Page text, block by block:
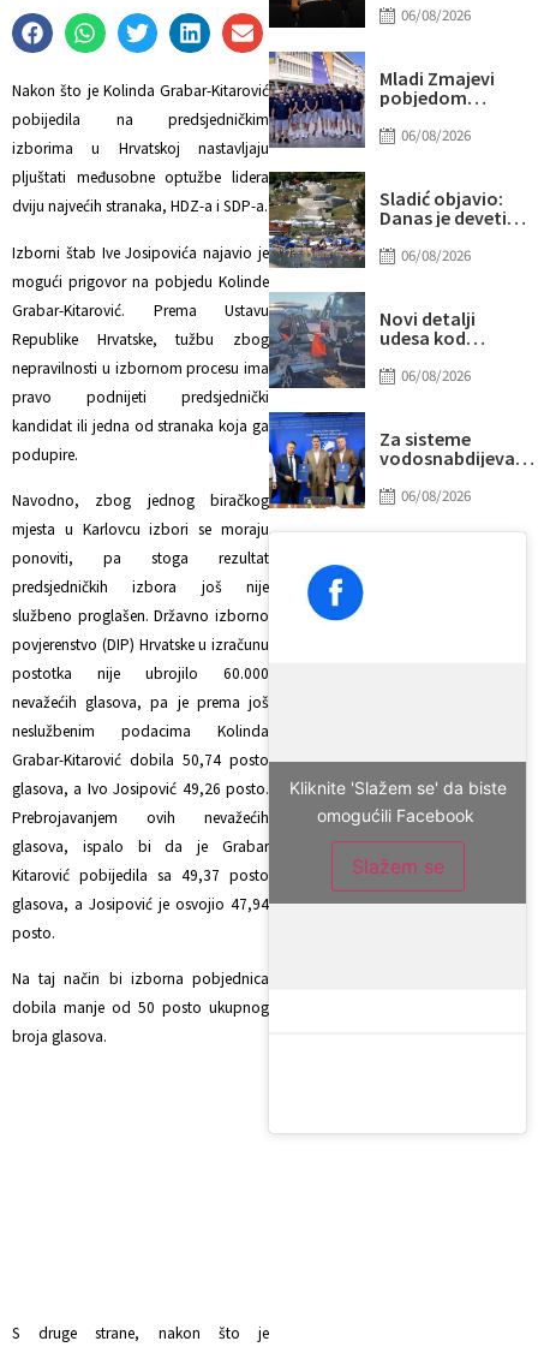
Nakon što je Kolinda Grabar-Kitarović
pobijedila na predsjedničkim
izborima u Hrvatskoj nastavljaju
pljuštati međusobne optužbe lidera
dviju najvećih stranaka, HDZ-a i SDP-a.
Izborni štab Ive Josipovića najavio je
mogući prigovor na pobjedu Kolinde
Grabar-Kitarović. Prema Ustavu
Republike Hrvatske, tužbu zbog
nepravilnosti u izbornom procesu ima
pravo podnijeti predsjednički
kandidat ili jedna od stranaka koja ga
podupire.
Navodno, zbog jednog biračkog
mjesta u Karlovcu izbori se moraju
ponoviti, pa stoga rezultat
predsjedničkih izbora još nije
službeno proglašen. Državno izborno
povjerenstvo (DIP) Hrvatske u izračunu
postotka nije ubrojilo 60.000
nevažećih glasova, pa je prema još
neslužbenim podacima Kolinda
Grabar-Kitarović dobila 50,74 posto
glasova, a Ivo Josipović 49,26 posto.
Prebrojavanjem ovih nevažećih
glasova, ispalo bi da je Grabar
Kitarović pobijedila sa 49,37 posto
glasova, a Josipović je osvojio 47,94
posto.
Na taj način bi izborna pobjednica
dobila manje od 50 posto ukupnog
broja glasova.
S druge strane, nakon što je
koracima za
otpuštenih
radnika
Komunalnog
06/08/2026
Mladi Zmajevi
pobjedom
poruku na
06/08/2026
Sladić objavio:
Danas je deveti
od 40 stepeni,
06/08/2026
Novi detalji
udesa kod
Preminuo
povrijeđenima i
beba
06/08/2026
Za sisteme
izdvojeno gotovo
06/08/2026
Kliknite 'Slažem se' da biste
omogućili Facebook
Slažem se